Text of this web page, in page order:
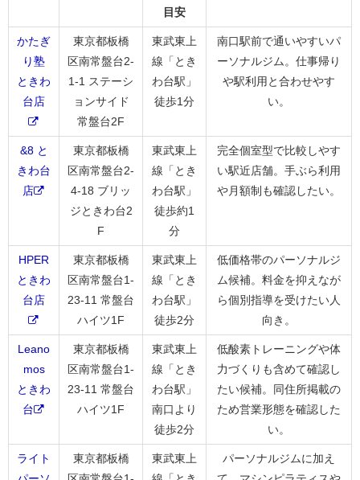
目安
かたぎ
り塾
ときわ
台店
東京都板橋
区南常盤台2-
1-1 ステーシ
ョンサイド
常盤台2F
東武東上
線「とき
わ台駅」
徒歩1分
南口駅前で通いやすいパ
ーソナルジム。仕事帰り
や駅利用と合わせやす
い。
&8 と
きわ台
店
東京都板橋
区南常盤台2-
4-18 ブリッ
ジときわ台2
F
東武東上
線「とき
わ台駅」
徒歩約1
分
完全個室型で比較しやす
い駅近店舗。手ぶら利用
や月額制も確認したい。
HPER
ときわ
台店
東京都板橋
区南常盤台1-
23-11 常盤台
ハイツ1F
東武東上
線「とき
わ台駅」
徒歩2分
低価格帯のパーソナルジ
ム候補。料金を抑えなが
ら個別指導を受けたい人
向き。
Leano
mos
ときわ
台
東京都板橋
区南常盤台1-
23-11 常盤台
ハイツ1F
東武東上
線「とき
わ台駅」
南口より
徒歩2分
低酸素トレーニングや体
力づくりも含めて確認し
たい候補。同住所掲載の
ため営業形態を確認した
い。
ライト
東京都板橋
東武東上
パーソナルジムに加え